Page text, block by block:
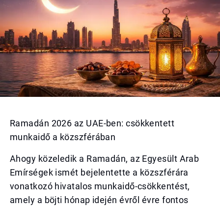
Ramadán 2026 az UAE-ben: csökkentett
munkaidő a közszférában
Ahogy közeledik a Ramadán, az Egyesült Arab
Emírségek ismét bejelentette a közszférára
vonatkozó hivatalos munkaidő-csökkentést,
amely a böjti hónap idején évről évre fontos